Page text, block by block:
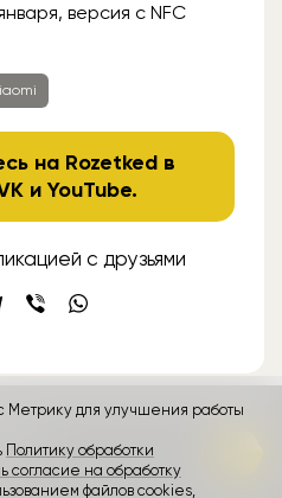
версия с NFC
на Rozetked в
иYouTube.
с друзьями
Метрику для улучшения работы
Политику обработки
на обработку
файлов cookies,